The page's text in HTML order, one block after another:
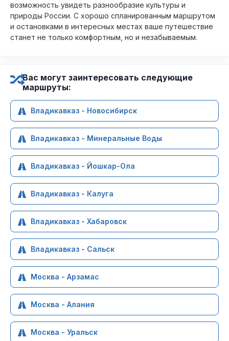
возможность увидеть разнообразие культуры и
природы России. С хорошо спланированным маршрутом
и остановками в интересных местах ваше путешествие
станет не только комфортным, но и незабываемым.
Вас могут заинтересовать следующие
маршруты:
Владикавказ - Новосибирск
Владикавказ - Минеральные Воды
Владикавказ - Йошкар-Ола
Владикавказ - Калуга
Владикавказ - Хабаровск
Владикавказ - Сальск
Москва - Арзамас
Москва - Алания
Москва - Уральск